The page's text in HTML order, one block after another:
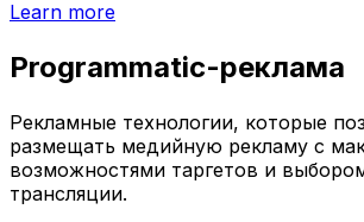
Learn more
Programmatic-реклама
Рекламные технологии, которые
размещать медийную рекламу с
возможностями таргетов и
трансляции.